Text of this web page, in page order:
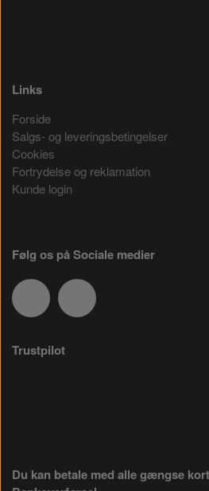
Links
Forside
Salgs- og leveringsbetingelser
Cookies
Fortrydelse og reklamation
Kunde login
Følg os på Sociale medier
Trustpilot
Du kan betale med alle gængse